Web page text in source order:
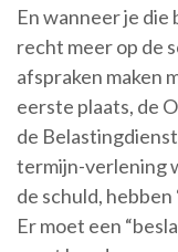
En wanneer je die
recht meer op de
afspraken maken
eerste plaats, de
de
termijn-verlening
de schuld, hebben
Er moet een